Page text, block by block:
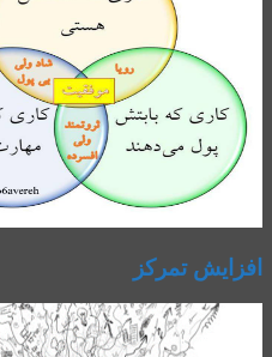
افزایش تمرکز